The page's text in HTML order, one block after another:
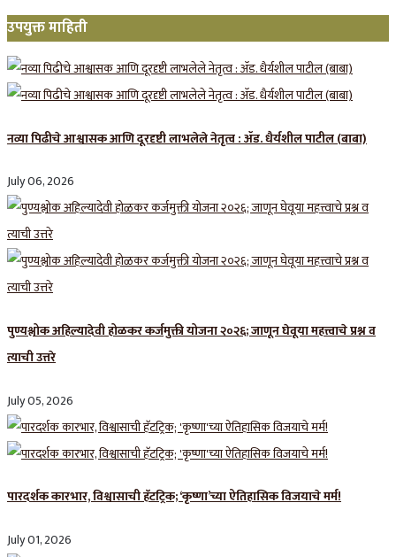
उपयुक्त माहिती
नव्या पिढीचे आश्वासक आणि दूरदृष्टी लाभलेले नेतृत्व : ॲड. धैर्यशील पाटील (बाबा)
July 06, 2026
पुण्यश्लोक अहिल्यादेवी होळकर कर्जमुक्ती योजना २०२६; जाणून घेवूया महत्त्वाचे प्रश्न व
त्याची उत्तरे
July 05, 2026
पारदर्शक कारभार, विश्वासाची हॅटट्रिक; ‘कृष्णा’च्या ऐतिहासिक विजयाचे मर्म!
July 01, 2026